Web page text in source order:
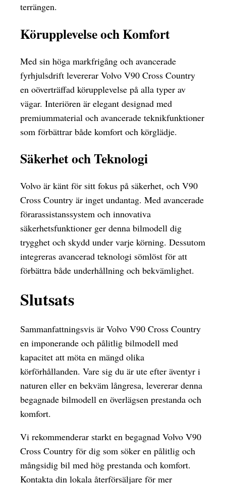
terrängen.
Körupplevelse och Komfort
Med sin höga markfrigång och avancerade
fyrhjulsdrift levererar Volvo V90 Cross Country
en oöverträffad körupplevelse på alla typer av
vägar. Interiören är elegant designad med
premiummaterial och avancerade teknikfunktioner
som förbättrar både komfort och körglädje.
Säkerhet och Teknologi
Volvo är känt för sitt fokus på säkerhet, och V90
Cross Country är inget undantag. Med avancerade
förarassistanssystem och innovativa
säkerhetsfunktioner ger denna bilmodell dig
trygghet och skydd under varje körning. Dessutom
integreras avancerad teknologi sömlöst för att
förbättra både underhållning och bekvämlighet.
Slutsats
Sammanfattningsvis är Volvo V90 Cross Country
en imponerande och pålitlig bilmodell med
kapacitet att möta en mängd olika
körförhållanden. Vare sig du är ute efter äventyr i
naturen eller en bekväm långresa, levererar denna
begagnade bilmodell en överlägsen prestanda och
komfort.
Vi rekommenderar starkt en begagnad Volvo V90
Cross Country för dig som söker en pålitlig och
mångsidig bil med hög prestanda och komfort.
Kontakta din lokala återförsäljare för mer